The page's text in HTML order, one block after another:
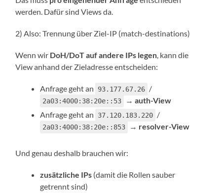
werden. Dafür sind Views da.
2) Also: Trennung über Ziel-IP (match-destinations)
Wenn wir DoH/DoT auf andere IPs legen, kann die
View anhand der Zieladresse entscheiden:
Anfrage geht an 93.177.67.26 /
2a03:4000:38:20e::53 →auth-View
Anfrage geht an
37.120.183.220 /
2a03:4000:38:20e::853 → resolver-View
Und genau deshalb brauchen wir:
zusätzliche IPs (damit die Rollen sauber
getrennt sind)